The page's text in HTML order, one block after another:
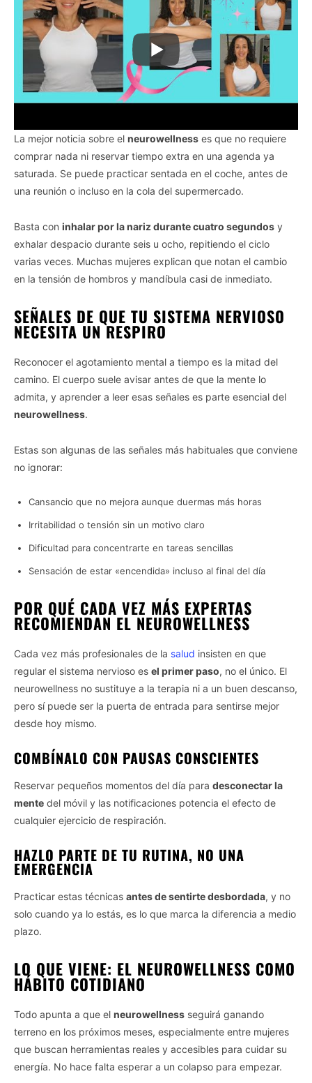
La mejor noticia sobre el neurowellness es que no requiere
comprar nada ni reservar tiempo extra en una agenda ya
saturada. Se puede practicar sentada en el coche, antes de
una reunión o incluso en la cola del supermercado.
Basta con inhalar por la nariz durante cuatro segundos y
exhalar despacio durante seis u ocho, repitiendo el ciclo
varias veces. Muchas mujeres explican que notan el cambio
en la tensión de hombros y mandíbula casi de inmediato.
SEÑALES DE QUE TU SISTEMA NERVIOSO
NECESITA UN RESPIRO
Reconocer el agotamiento mental a tiempo es la mitad del
camino. El cuerpo suele avisar antes de que la mente lo
admita, y aprender a leer esas señales es parte esencial del
neurowellness.
Estas son algunas de las señales más habituales que conviene
no ignorar:
Cansancio que no mejora aunque duermas más horas
Irritabilidad o tensión sin un motivo claro
Dificultad para concentrarte en tareas sencillas
Sensación de estar «encendida» incluso al final del día
POR QUÉ CADA VEZ MÁS EXPERTAS
RECOMIENDAN EL NEUROWELLNESS
Cada vez más profesionales de la salud insisten en que
regular el sistema nervioso es el primer paso, no el único. El
neurowellness no sustituye a la terapia ni a un buen descanso,
pero sí puede ser la puerta de entrada para sentirse mejor
desde hoy mismo.
COMBÍNALO CON PAUSAS CONSCIENTES
Reservar pequeños momentos del día para desconectar la
mente del móvil y las notificaciones potencia el efecto de
cualquier ejercicio de respiración.
HAZLO PARTE DE TU RUTINA, NO UNA
EMERGENCIA
Practicar estas técnicas antes de sentirte desbordada, y no
solo cuando ya lo estás, es lo que marca la diferencia a medio
plazo.
LO QUE VIENE: EL NEUROWELLNESS COMO
HÁBITO COTIDIANO
Todo apunta a que el neurowellness seguirá ganando
terreno en los próximos meses, especialmente entre mujeres
que buscan herramientas reales y accesibles para cuidar su
energía. No hace falta esperar a un colapso para empezar.